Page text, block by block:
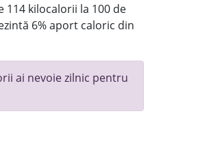
114 kilocalorii la 100 de
6% aport caloric din
ai nevoie zilnic pentru